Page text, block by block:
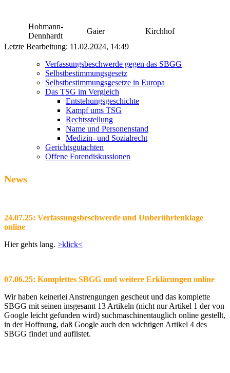
Hohmann-
Dennhardt
Gaier
Kirchhof
Letzte Bearbeitung: 11.02.2024, 14:49
Verfassungsbeschwerde gegen das SBGG
Selbstbestimmungsgesetz
Selbstbestimmungsgesetze in Europa
Das TSG im Vergleich
Entstehungsgeschichte
Kampf ums TSG
Rechtsstellung
Name und Personenstand
Medizin- und Sozialrecht
Gerichtsgutachten
Offene Forendiskussionen
News
24.07.25: Verfassungsbeschwerde und Unberührtenklage
online
Hier gehts lang. >klick<
07.06.25: Komplettes SBGG und weitere Erklärungen online
Wir haben keinerlei Anstrengungen gescheut und das komplette
SBGG mit seinen insgesamt 13 Artikeln (nicht nur Artikel 1 der von
Google leicht gefunden wird) suchmaschinentauglich online gestellt,
in der Hoffnung, daß Google auch den wichtigen Artikel 4 des
SBGG findet und auflistet.